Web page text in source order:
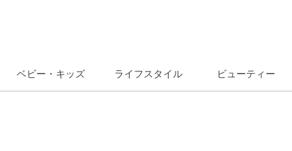
ベビー・キッズ ライフスタイル ビューティー